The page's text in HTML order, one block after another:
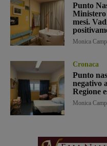
Punto
Ministero
mesi.
Monica
Cronaca
Punto
negativo
Regione
Monica